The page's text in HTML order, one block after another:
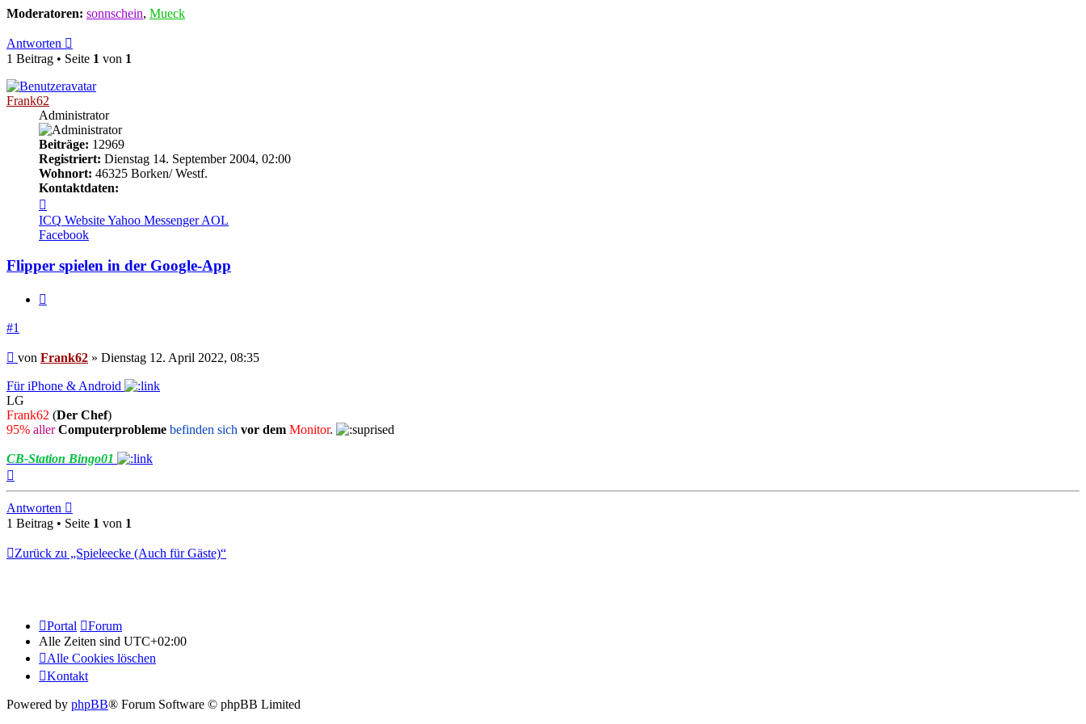
Moderatoren: sonnschein, Mueck
Antworten
1 Beitrag • Seite 1 von 1
Frank62
Administrator
Beiträge: 12969
Registriert: Dienstag 14. September 2004, 02:00
Wohnort: 46325 Borken/ Westf.
Kontaktdaten:
von
Frank62
ICQ WebsiteYahoo Messenger AOL
Facebook
Flipper spielen in der Google-App
#1
Beitrag
von Frank62 » Dienstag 12. April 2022, 08:35
Für iPhone & Android
LG
Frank62 (Der Chef)
95% aller Computerprobleme befinden sich vor dem Monitor.
CB-Station Bingo01
Antworten
1 Beitrag • Seite 1 von 1
Zurück zu „Spieleecke (Auch für Gäste)“
Portal
Forum
Alle Zeiten sind UTC+02:00
Alle Cookies löschen
Kontakt
Powered by phpBB® Forum Software © phpBB Limited